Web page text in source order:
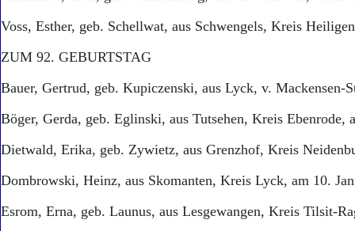
Voss, Esther, geb. Schellwat, aus Schwengels, Kreis
ZUM 92. GEBURTSTAG
Bauer, Gertrud, geb. Kupiczenski, aus Lyck, v. Mackensen-
Böger, Gerda, geb. Eglinski, aus Tutsehen, Kreis Ebenrode,
Dietwald, Erika, geb. Zywietz, aus Grenzhof, Kreis
Dombrowski, Heinz, aus Skomanten, Kreis Lyck, am 10.
Esrom, Erna, geb. Launus, aus Lesgewangen, Kreis Tilsit-